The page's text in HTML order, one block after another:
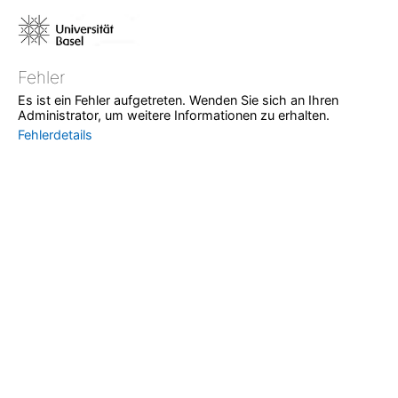
Fehler
Es ist ein Fehler aufgetreten. Wenden Sie sich an Ihren
Administrator, um weitere Informationen zu erhalten.
Fehlerdetails